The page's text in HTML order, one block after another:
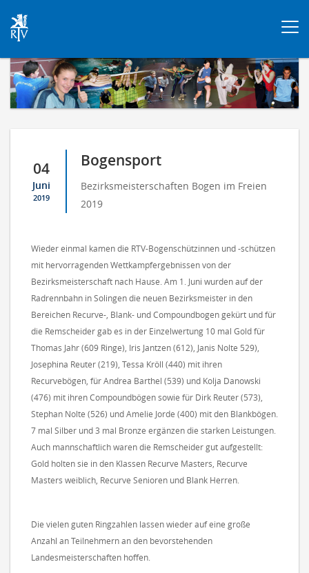
04
Juni
2019
Bogensport
Bezirksmeisterschaften Bogen im Freien
2019
Wieder einmal kamen die RTV-Bogenschützinnen und -schützen
mit hervorragenden Wettkampfergebnissen von der
Bezirksmeisterschaft nach Hause. Am 1. Juni wurden auf der
Radrennbahn in Solingen die neuen Bezirksmeister in den
Bereichen Recurve-, Blank- und Compoundbogen gekürt und für
die Remscheider gab es in der Einzelwertung 10 mal Gold für
Thomas Jahr (609 Ringe), Iris Jantzen (612), Janis Nolte 529),
Josephina Reuter (219), Tessa Kröll (440) mit ihren
Recurvebögen, für Andrea Barthel (539) und Kolja Danowski
(476) mit ihren Compoundbögen sowie für Dirk Reuter (573),
Stephan Nolte (526) und Amelie Jorde (400) mit den Blankbögen.
7 mal Silber und 3 mal Bronze ergänzen die starken Leistungen.
Auch mannschaftlich waren die Remscheider gut aufgestellt:
Gold holten sie in den Klassen Recurve Masters, Recurve
Masters weiblich, Recurve Senioren und Blank Herren.
Die vielen guten Ringzahlen lassen wieder auf eine große
Anzahl an Teilnehmern an den bevorstehenden
Landesmeisterschaften hoffen.